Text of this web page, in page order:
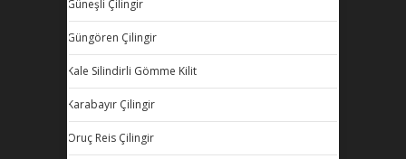
Güneşli Çilingir
Güngören Çilingir
Kale Silindirli Gömme Kilit
Karabayır Çilingir
Oruç Reis Çilingir